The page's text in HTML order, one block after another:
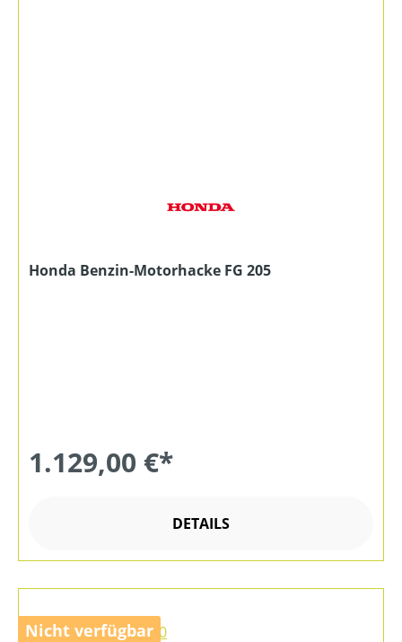
Honda Benzin-Motorhacke FG 205
1.129,00 €*
DETAILS
Nicht verfügbar